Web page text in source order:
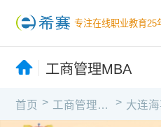
专注在线职业教育25
工商管理MBA
首页 > 工商管理MBA >